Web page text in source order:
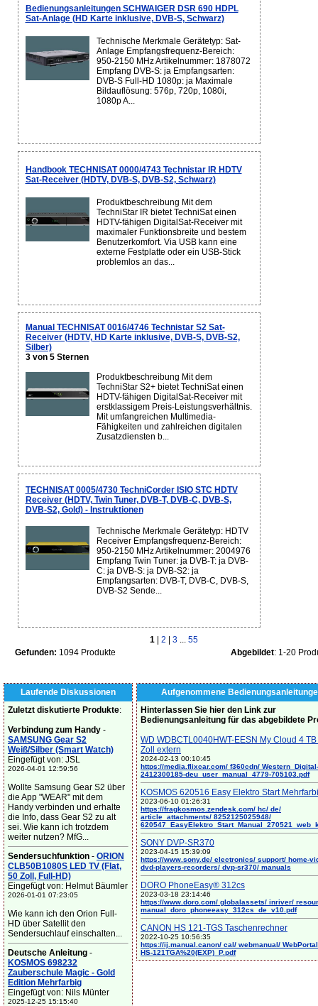
Bedienungsanleitungen SCHWAIGER DSR 690 HDPL
Sat-Anlage (HD Karte inklusive, DVB-S, Schwarz)
Technische Merkmale Gerätetyp: Sat-
Anlage Empfangsfrequenz-Bereich:
950-2150 MHz Artikelnummer: 1878072
Empfang DVB-S: ja Empfangsarten:
DVB-S Full-HD 1080p: ja Maximale
Bildauflösung: 576p, 720p, 1080i,
1080p A...
Handbook TECHNISAT 0000/4743 Technistar IR HDTV
Sat-Receiver (HDTV, DVB-S, DVB-S2, Schwarz)
Produktbeschreibung Mit dem
TechniStar IR bietet TechniSat einen
HDTV-fähigen DigitalSat-Receiver mit
maximaler Funktionsbreite und bestem
Benutzerkomfort. Via USB kann eine
externe Festplatte oder ein USB-Stick
problemlos an das...
Manual TECHNISAT 0016/4746 Technistar S2 Sat-
Receiver (HDTV, HD Karte inklusive, DVB-S, DVB-S2,
Silber)
3 von 5 Sternen
Produktbeschreibung Mit dem
TechniStar S2+ bietet TechniSat einen
HDTV-fähigen DigitalSat-Receiver mit
erstklassigem Preis-Leistungsverhältnis.
Mit umfangreichen Multimedia-
Fähigkeiten und zahlreichen digitalen
Zusatzdiensten b...
TECHNISAT 0005/4730 TechniCorder ISIO STC HDTV
Receiver (HDTV, Twin Tuner, DVB-T, DVB-C, DVB-S,
DVB-S2, Gold) - Instruktionen
Technische Merkmale Gerätetyp: HDTV
Receiver Empfangsfrequenz-Bereich:
950-2150 MHz Artikelnummer: 2004976
Empfang Twin Tuner: ja DVB-T: ja DVB-
C: ja DVB-S: ja DVB-S2: ja
Empfangsarten: DVB-T, DVB-C, DVB-S,
DVB-S2 Sende...
1 2 3... 55
Gefunden: 1094 Produkte Abgebildet: 1-20
Laufende Diskussionen
Zuletzt diskutierte Produkte:
Verbindung zum Handy -
SAMSUNG Gear S2
Weiß/Silber (Smart Watch)
Eingefügt von: JSL
2026-04-01 12:59:56
Wollte Samsung Gear S2 über
die App "WEAR" mit dem
Handy verbinden und erhalte
die Info, dass Gear S2 zu alt
sei. Wie kann ich trotzdem
weiter nutzen? MfG...
Sendersuchfunktion - ORION
CLB50B1080S LED TV (Flat,
50 Zoll, Full-HD)
Eingefügt von: Helmut Bäumler
2026-01-01 07:23:05
Wie kann ich den Orion Full-
HD über Satellit den
Sendersuchlauf einschalten...
Deutsche Anleitung -
KOSMOS 698232
Zauberschule Magic - Gold
Edition Mehrfarbig
Eingefügt von: Nils Münter
2025-12-25 15:15:40
Aufgenommene
Hinterlassen Sie hier den Link zur
Bedienungsanleitung für das abgebildete
WD WDBCTL0040HWT-EESN My Cloud 4
Zoll extern
2024-02-13 00:10:45
https://media.flixcar.com/ f360cdn/ Western_Digital-
2412300185-deu_user_manual_4779-705103.pdf
KOSMOS 620516 Easy Elektro Start
2023-06-10 01:26:31
https://fragkosmos.zendesk.com/ hc/ de/
article_attachments/ 8252125025948/
SONY DVP-SR370
2023-04-15 15:39:09
https://www.sony.de/ electronics/ support/ home-
dvd-players-recorders/ dvp-sr370/ manuals
DORO PhoneEasy® 312cs
2023-03-18 23:14:46
https://www.doro.com/ globalassets/ inriver/
manual_doro_phoneeasy_312cs_de_v10.pdf
CANON HS 121-TGS Taschenrechner
2022-10-25 10:56:35
https://ij.manual.canon/ cal/ webmanual/
HS-121TGA%20(EXP)_P.pdf